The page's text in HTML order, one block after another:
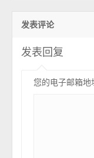
发表评论
发表回复
您的电子邮箱地